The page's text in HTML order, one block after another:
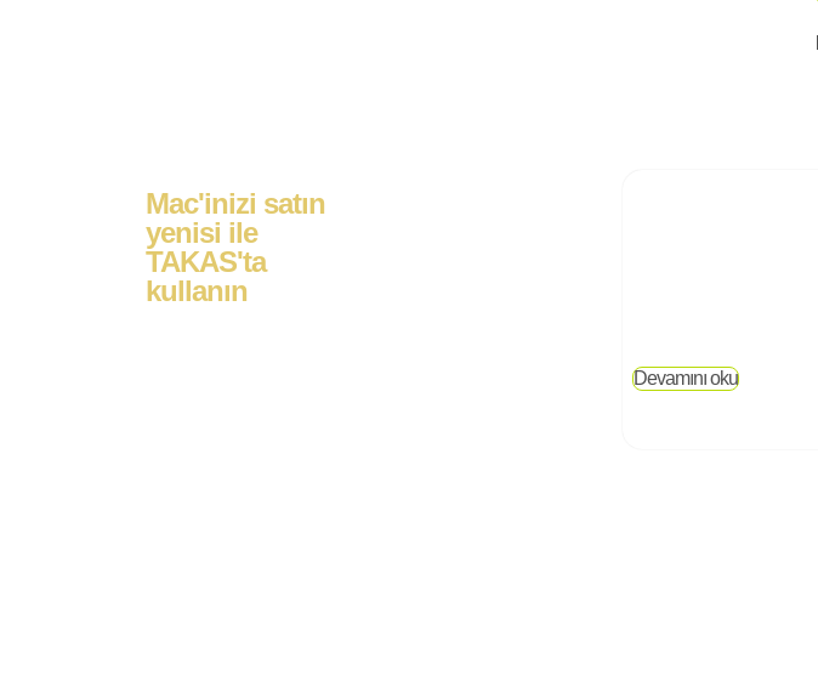
Mac'inizi satın
yenisi ile
TAKAS'ta
kullanın
Devamını oku